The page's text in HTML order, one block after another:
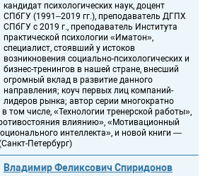
кандидат психологических наук, доцент
СПбГУ (1991–2019 гг.), преподаватель ДГПХ
СПбГУ с 2019 г., преподаватель Института
практической психологии «Иматон»,
специалист, стоявший у истоков
возникновения социально-психологических и
бизнес-тренингов в нашей стране, внесший
огромный вклад в развитие данного
направления; коуч первых лиц компаний-
лидеров рынка; автор серии многократно
том числе, «Технологии тренерской работы»,
влиянию», «Мотивационный
интеллекта», и новой книги —
Петербург)
Владимир Феликсович Спиридонов